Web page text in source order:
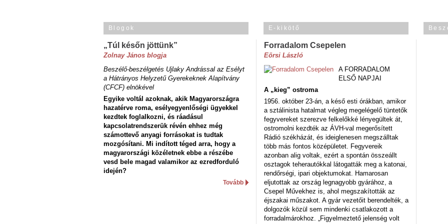
Blogok
„Túl későn jöttünk”
Zolnay János blogja
Beszélő-beszélgetés Ujlaky Andrással az Esélyt
a Hátrányos Helyzetű Gyerekeknek Alapítvány
(CFCF) elnökével
Egyike voltál azoknak, akik Magyarországra
hazatérve roma, esélyegyenlőségi ügyekkel
kezdtek foglalkozni, és ráadásul
kapcsolatrendszerük révén ehhez még
számottevő anyagi forrásokat is tudtak
mozgósítani. Mi indított téged arra, hogy a
magyarországi közéletnek ebbe a részébe
vesd bele magad valamikor az ezredforduló
idején?
Tovább
E-kikötő
Forradalom Csepelen
Eörsi László
A FORRADALOM
ELSŐ NAPJAI
A „kieg” ostroma
1956. október 23-án, a késő esti órákban, amikor
a sztálinista hatalmat végleg megelégelő tüntetők
fegyvereket szerezve felkelőkké lényegültek át,
ostromolni kezdték az ÁVH-val megerősített
Rádió székházát, és ideiglenesen megszálltak
több más fontos középületet. Fegyvereik
azonban alig voltak, ezért a spontán összeállt
osztagok teherautókkal látogatták meg a katonai,
rendőrségi, ipari objektumokat. Hamarosan
eljutottak az ország legnagyobb gyárához, a
Csepel Művekhez is, ahol megszakították az
éjszakai műszakot. A gyár vezetőit berendelték, a
dolgozók közül sem mindenki csatlakozott a
forradalmárokhoz. „Figyelmeztető jelenség volt